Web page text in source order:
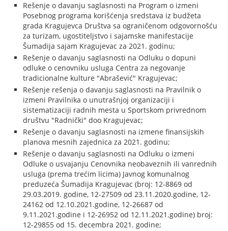
Rešenje o davanju saglasnosti na Program o izmeni
Posebnog programa korišćenja sredstava iz budžeta
grada Kragujevca Društva sa ograničenom odgovornošću
za turizam, ugostiteljstvo i sajamske manifestacije
Šumadija sajam Kragujevac za 2021. godinu;
Rešenje o davanju saglasnosti na Odluku o dopuni
odluke o cenovniku usluga Centra za negovanje
tradicionalne kulture "Abrašević" Kragujevac;
Rešenje rešenja o davanju saglasnosti na Pravilnik o
izmeni Pravilnika o unutrašnjoj organizaciji i
sistematizaciji radnih mesta u Sportskom privrednom
društvu "Radnički" doo Kragujevac;
Rešenje o davanju saglasnosti na izmene finansijskih
planova mesnih zajednica za 2021. godinu;
Rešenje o davanju saglasnosti na Odluku o izmeni
Odluke o usvajanju Cenovnika neobaveznih ili vanrednih
usluga (prema trećim licima) Javnog komunalnog
preduzeća Šumadija Kragujevac (broj: 12-8869 od
29.03.2019. godine, 12-27509 od 23.11.2020.godine, 12-
24162 od 12.10.2021.godine, 12-26687 od
9.11.2021.godine i 12-26952 od 12.11.2021.godine) broj:
12-29855 od 15. decembra 2021. godine;